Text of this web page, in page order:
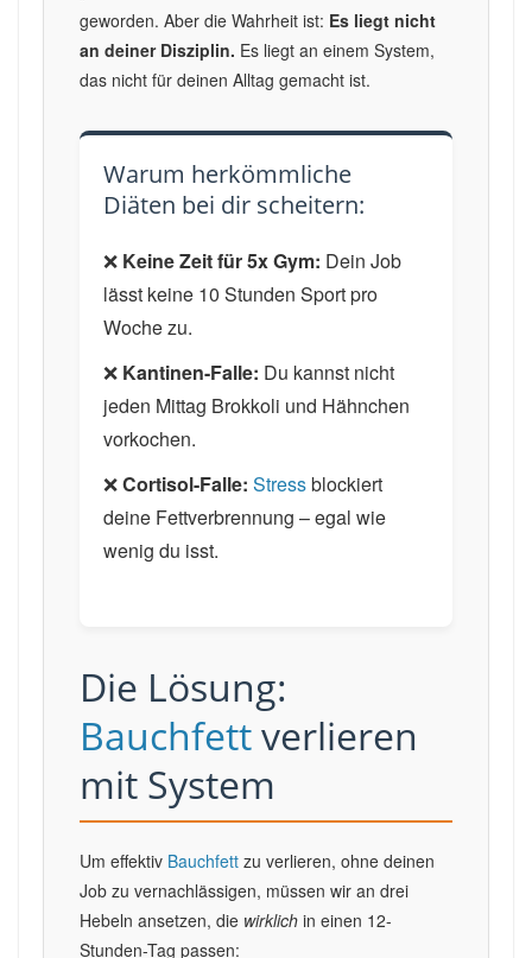
geworden. Aber die Wahrheit ist: Es liegt nicht
an deiner Disziplin. Es liegt an einem System,
das nicht für deinen Alltag gemacht ist.
Warum herkömmliche
Diäten bei dir scheitern:
❌ Keine Zeit für 5x Gym: Dein Job
lässt keine 10 Stunden Sport pro
Woche zu.
❌ Kantinen-Falle: Du kannst nicht
jeden Mittag Brokkoli und Hähnchen
vorkochen.
❌Cortisol-Falle: Stressblockiert
deine Fettverbrennung – egal wie
wenig du isst.
Die Lösung:
Bauchfettverlieren
mit System
Um effektiv Bauchfett zu verlieren, ohne deinen
Job zu vernachlässigen, müssen wir an drei
Hebeln ansetzen, die wirklich in einen 12-
Stunden-Tag passen: